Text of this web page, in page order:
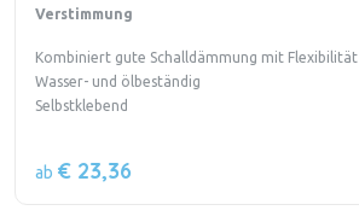
Verstimmung
Kombiniert gute Schalldämmung mit Flexibilität
Wasser- und ölbeständig
Selbstklebend
ab € 23,36